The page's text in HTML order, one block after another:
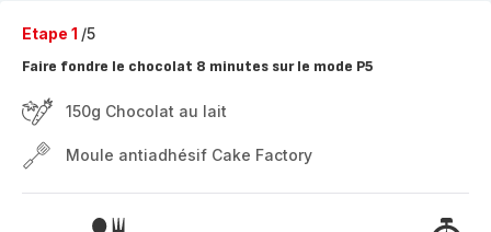
Etape 1 /5
Faire fondre le chocolat 8 minutes sur le mode P5
150g Chocolat au lait
Moule antiadhésif Cake Factory